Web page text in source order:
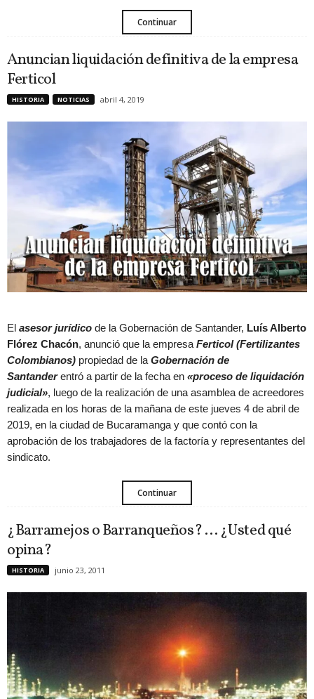
Continuar
Anuncian liquidación definitiva de la empresa
Ferticol
HISTORIA NOTICIAS abril 4, 2019
El asesor jurídico de la Gobernación de Santander, Luís Alberto
Flórez Chacón, anunció que la empresa Ferticol (Fertilizantes
Colombianos) propiedad de la Gobernación de
Santanderentró a partir de la fecha en «proceso de liquidación
judicial», luego de la realización de una asamblea de acreedores
realizada en los horas de la mañana de este jueves 4 de abril de
2019, en la ciudad de Bucaramanga y que contó con la
aprobación de los trabajadores de la factoría y representantes del
sindicato.
Continuar
¿Barramejos o Barranqueños? … ¿Usted qué
opina?
HISTORIA junio 23, 2011